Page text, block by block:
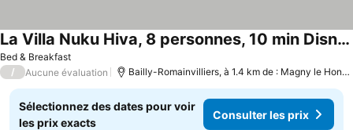
Bed & Breakfast
La Villa Nuku Hiva, 8 personnes, 10 min Disneyland Paris
/ Aucune évaluation Bailly-Romainvilliers, à 1.4 km de : Magny le Hongre
Sélectionnez des dates pour voir
les prix exacts
Consulter les prix